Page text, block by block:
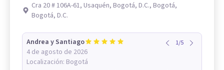
Cra 20 # 106A-61, Usaquén, Bogotá, D.C., Bogotá,
Bogotá, D.C.
Andrea y Santiago
4 de agosto de 2026
Localización: Bogotá
1/5